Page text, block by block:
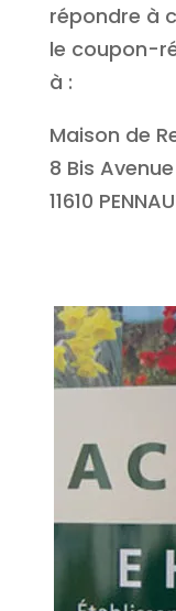
répondre à
le coupon-
à :
Maison de
8 Bis
11610